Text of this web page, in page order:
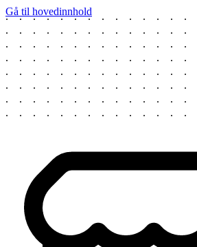
Gå til hovedinnhold